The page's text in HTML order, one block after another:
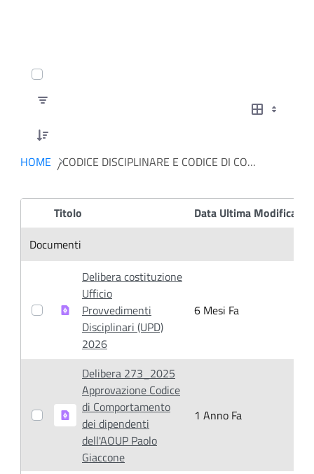
0 of 7 Articoli Selected
HOME CODICE DISCIPLINARE E CODICE DI CONDOTTA
Item Selection
Titolo Data Ultima Modifica
Documenti
Delibera costituzione
Ufficio
Provvedimenti
Disciplinari (UPD)
2026
6 Mesi Fa
Delibera 273_2025
Approvazione Codice
di Comportamento
dei dipendenti
dell'AOUP Paolo
Giaccone
1 Anno Fa